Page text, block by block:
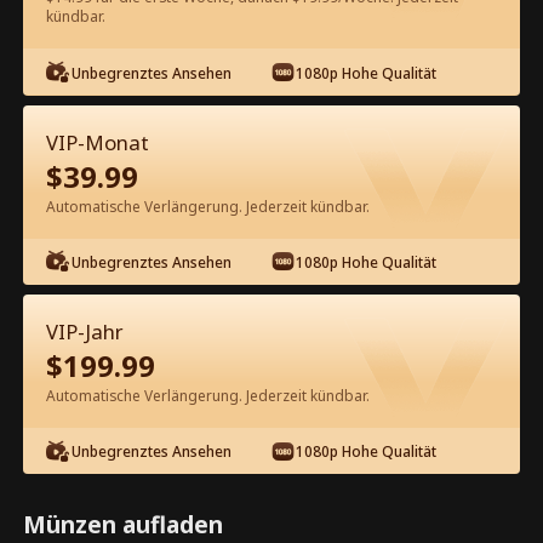
Kostenlos in der App ansehen
Episode 33 - Die Erbin hat ihren
Mann auf die schwarze Liste gesetzt
Kompletter Film
1-50 51-85
33 34 36 37
kündbar.
Unbegrenztes Ansehen 1080p Hohe Qualität
VIP-Monat
$39.99
Automatische Verlängerung. Jederzeit kündbar.
Unbegrenztes Ansehen 1080p Hohe Qualität
VIP-Jahr
$199.99
Automatische Verlängerung. Jederzeit kündbar.
Unbegrenztes Ansehen 1080p Hohe Qualität
Münzen aufladen